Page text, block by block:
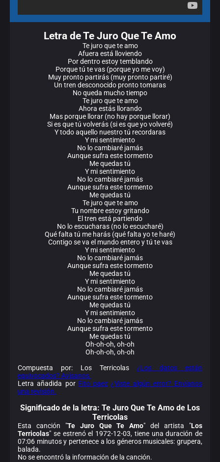
Letra de Te Juro Que Te Amo
Te juro que te amo
Afuera está lloviendo
Por dentro estoy temblando
Porque tú te vas (porque yo me voy)
Muy pronto partirás (muy pronto partiré)
Un tren desconocido pronto tomaras
No queda mucho tiempo
Te juro que te amo
Ahora estás llorando
Mas porque llorar (no hay porque llorar)
Si es que tú volverás (si es que yo volveré)
Y todo aquello nuestro tú recordaras
Y mi sentimiento
No lo cambiaré jamás
Aunque sufra este tormento
Me quedas tú
Y mi sentimiento
No lo cambiaré jamás
Aunque sufra este tormento
Me quedas tú
Te juro que te amo
Tu nombre estoy gritando
El tren está partiendo
No lo escucharas (no lo escucharé)
Qué falta tú me harás (qué falta yo te haré)
Contigo se va el mundo entero y tú te vas
Y mi sentimiento
No lo cambiaré jamás
Aunque sufra este tormento
Me quedas tú
Y mi sentimiento
No lo cambiaré jamás
Aunque sufra este tormento
Me quedas tú
Y mi sentimiento
No lo cambiaré jamás
Aunque sufra este tormento
Me quedas tú
Oh-oh-oh, oh-oh
Oh-oh-oh, oh-oh
Compuesta por: Los Terricolas ¿Los datos están
equivocados? Avísanos.
Letra añadida por Fito paez ¿Viste algún error? Envíanos
una revisión.
Significado de la letra: Te Juro Que Te Amo de Los
Terricolas
Esta canción "Te Juro Que Te Amo" del artista "Los
Terricolas" se estrenó el 1972-12-03, tiene una duración de
07:06 minutos y pertenece a los géneros musicales: grupera,
balada.
No se encontró la información de la canción.